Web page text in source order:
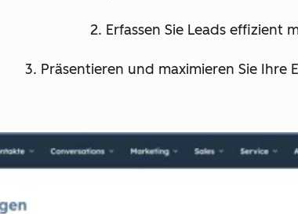
2. Erfassen Sie Leads effizient
3. Präsentieren und maximieren Sie